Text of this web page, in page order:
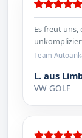
Es freut uns,
Team
L. aus
VW GOLF